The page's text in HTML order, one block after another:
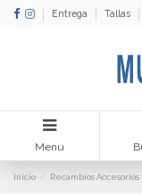
Entrega Tallas
Menu
Inicio Recambios Accesorios